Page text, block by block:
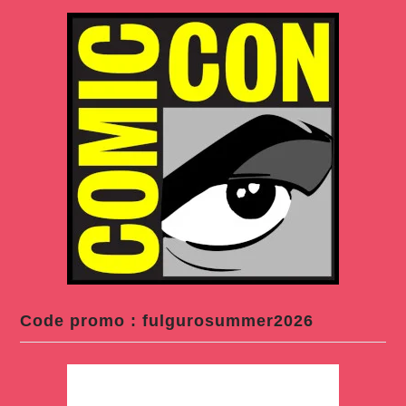
Code promo : fulgurosummer2026